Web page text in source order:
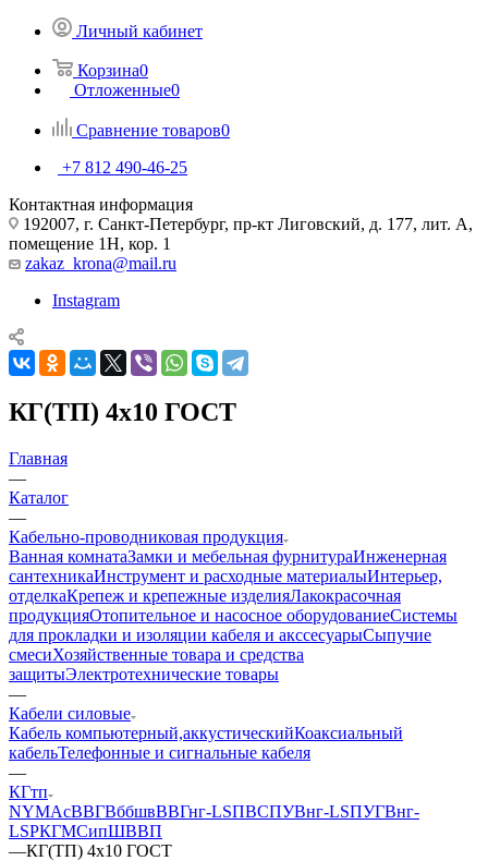
Личный кабинет
Корзина0
Отложенные0
Сравнение товаров0
+7 812 490-46-25
Контактная информация
192007, г. Санкт-Петербург, пр-кт Лиговский, д. 177, лит. А,
помещение 1Н, кор. 1
zakaz_krona@mail.ru
Instagram
КГ(ТП) 4х10 ГОСТ
Главная
—
Каталог
—
Кабельно-проводниковая продукция
Ванная комнатаЗамки и мебельная фурнитураИнженерная
сантехникаИнструмент и расходные материалыИнтерьер,
отделкаКрепеж и крепежные изделияЛакокрасочная
продукцияОтопительное и насосное оборудованиеСистемы
для прокладки и изоляции кабеля и акссесуарыСыпучие
смесиХозяйственные товара и средства
защитыЭлектротехнические товары
—
Кабели силовые
Кабель компьютерный,аккустическийКоаксиальный
кабельТелефонные и сигнальные кабеля
—
КГтп
NYMАсВВГВббшвВВГнг-LSПВСПУВнг-LSПУГВнг-
LSРКГМСипШВВП
—КГ(ТП) 4х10 ГОСТ